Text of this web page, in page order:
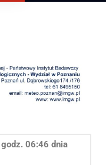
06:46 dnia